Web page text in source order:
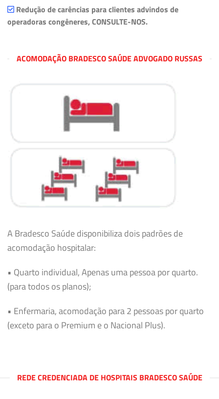
Redução de carências para clientes advindos de
operadoras congêneres, CONSULTE-NOS.
ACOMODAÇÃO BRADESCO SAÚDE ADVOGADO RUSSAS
A Bradesco Saúde disponibiliza dois padrões de
acomodação hospitalar:
• Quarto individual, Apenas uma pessoa por quarto.
(para todos os planos);
• Enfermaria, acomodação para 2 pessoas por quarto
(exceto para o Premium e o Nacional Plus).
REDE CREDENCIADA DE HOSPITAIS BRADESCO SAÚDE